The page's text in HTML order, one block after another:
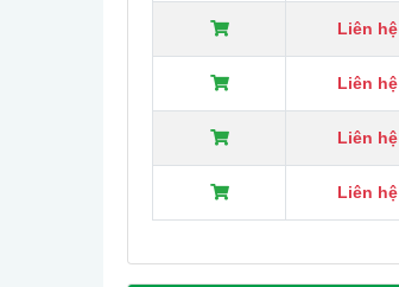
Liên hệ
Liên hệ
Liên hệ
Liên hệ